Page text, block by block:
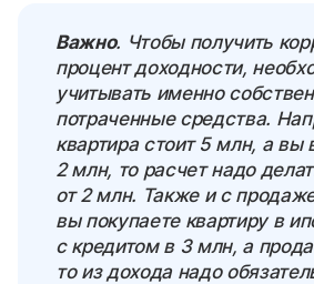
Важно. Чтобы получить
процент доходности,
учитывать именно
потраченные средства.
квартира стоит 5 млн, а вы
2 млн, то расчет надо
от 2 млн. Также и с
вы покупаете квартиру в
с кредитом в 3 млн, а
то из дохода надо